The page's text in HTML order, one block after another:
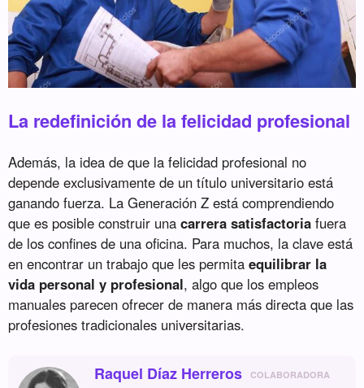
La redefinición de la felicidad profesional
Además, la idea de que la felicidad profesional no
depende exclusivamente de un título universitario está
ganando fuerza. La Generación Z está comprendiendo
que es posible construir unacarrera satisfactoria fuera
de los confines de una oficina. Para muchos, la clave está
en encontrar un trabajo que les permitaequilibrar la
vida personal y profesional, algo que los empleos
manuales parecen ofrecer de manera más directa que las
profesiones tradicionales universitarias.
Raquel Díaz Herreros COLABORADORA